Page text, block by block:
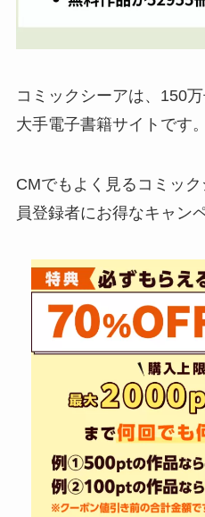
コミックシーアは、150
大手電子書籍サイトです。
CMでもよく見るコミッ
員登録者にお得なキャン